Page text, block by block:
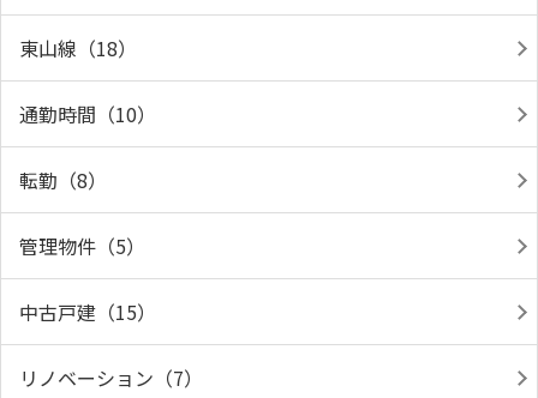
東山線（18）
通勤時間（10）
転勤（8）
管理物件（5）
中古戸建（15）
リノベーション（7）